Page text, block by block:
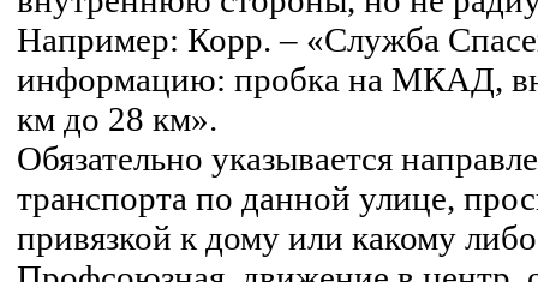
Например: Корр. – «Служба
информацию: пробка на МКАД,
км до 28 км».
Обязательно указывается
транспорта по данной улице,
привязкой к дому или какому либо